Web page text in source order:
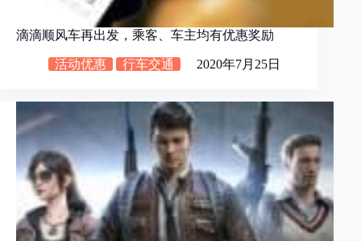
滴滴顺风车再出发，乘客、车主均有优惠奖励
活动优惠 行车交通 2020年7月25日